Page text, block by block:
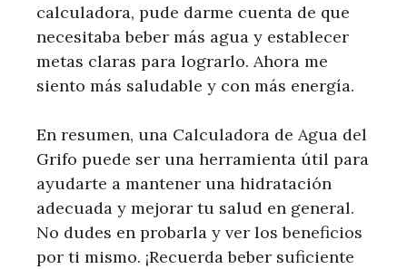
calculadora, pude darme cuenta de que
necesitaba beber más agua y establecer
metas claras para lograrlo. Ahora me
siento más saludable y con más energía.
En resumen, una Calculadora de Agua del
Grifo puede ser una herramienta útil para
ayudarte a mantener una hidratación
adecuada y mejorar tu salud en general.
No dudes en probarla y ver los beneficios
por ti mismo. ¡Recuerda beber suficiente